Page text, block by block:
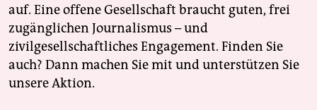
auf. Eine offene Gesellschaft braucht guten, frei
zugänglichen Journalismus – und
zivilgesellschaftliches Engagement. Finden Sie
auch? Dann machen Sie mit und unterstützen Sie
unsere Aktion.